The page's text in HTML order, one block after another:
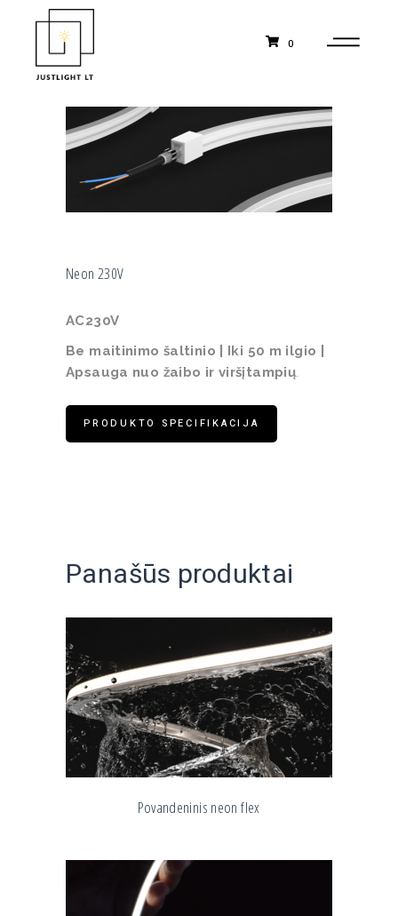
0
Neon 230V
AC230V
Be maitinimo šaltinio | Iki 50 m ilgio |
Apsauga nuo žaibo ir viršįtampių.
PRODUKTO SPECIFIKACIJA
Panašūs produktai
Povandeninis neon flex